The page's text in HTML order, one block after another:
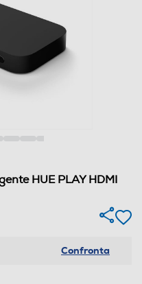
HUE PLAY HDMI
Confronta